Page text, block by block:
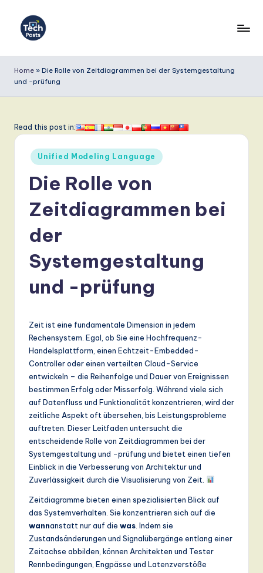
e
c
P
m
L
T
Home » Die Rolle von Zeitdiagrammen bei der Systemgestaltung
und -prüfung
Read this post in:
Posted
in
Unified Modeling Language
Die Rolle von
Zeitdiagrammen bei
der
Systemgestaltung
und -prüfung
Zeit ist eine fundamentale Dimension in jedem
Rechensystem. Egal, ob Sie eine Hochfrequenz-
Handelsplattform, einen Echtzeit-Embedded-
Controller oder einen verteilten Cloud-Service
entwickeln – die Reihenfolge und Dauer von Ereignissen
bestimmen Erfolg oder Misserfolg. Während viele sich
auf Datenfluss und Funktionalität konzentrieren, wird der
zeitliche Aspekt oft übersehen, bis Leistungsprobleme
auftreten. Dieser Leitfaden untersucht die
entscheidende Rolle von Zeitdiagrammen bei der
Systemgestaltung und -prüfung und bietet einen tiefen
Einblick in die Verbesserung von Architektur und
Zuverlässigkeit durch die Visualisierung von Zeit.
Zeitdiagramme bieten einen spezialisierten Blick auf
das Systemverhalten. Sie konzentrieren sich auf die
wannanstatt nur auf die was . Indem sie
Zustandsänderungen und Signalübergänge entlang einer
Zeitachse abbilden, können Architekten und Tester
Rennbedingungen, Engpässe und Latenzverstöße